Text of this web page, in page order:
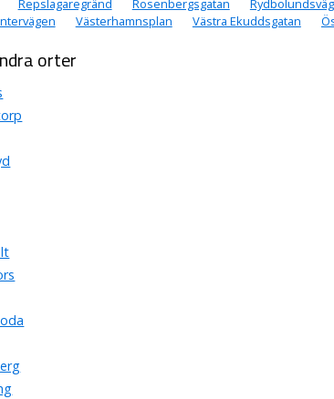
Repslagaregränd Rosenbergsgatan
Västerhamnsplan Västra Ekuddsgatan
orter